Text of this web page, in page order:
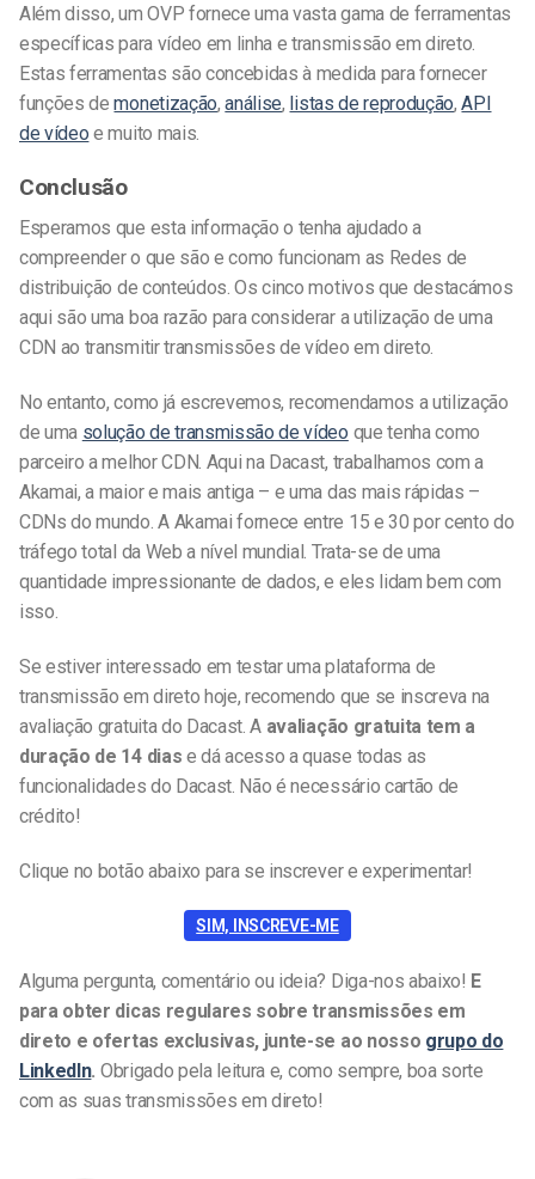
Além disso, um OVP fornece uma vasta gama de ferramentas
específicas para vídeo em linha e transmissão em direto.
Estas ferramentas são concebidas à medida para fornecer
funções demonetização,análise, listas de reprodução,API
de vídeo e muito mais.
Conclusão
Esperamos que esta informação o tenha ajudado a
compreender o que são e como funcionam as Redes de
distribuição de conteúdos. Os cinco motivos que destacámos
aqui são uma boa razão para considerar a utilização de uma
CDN ao transmitir transmissões de vídeo em direto.
No entanto, como já escrevemos, recomendamos a utilização
de uma solução de transmissão de vídeo que tenha como
parceiro a melhor CDN. Aqui na Dacast, trabalhamos com a
Akamai, a maior e mais antiga – e uma das mais rápidas –
CDNs do mundo. A Akamai fornece entre 15 e 30 por cento do
tráfego total da Web a nível mundial. Trata-se de uma
quantidade impressionante de dados, e eles lidam bem com
isso.
Se estiver interessado em testar uma plataforma de
transmissão em direto hoje, recomendo que se inscreva na
avaliação gratuita do Dacast. A avaliação gratuita tem a
duração de 14 dias e dá acesso a quase todas as
funcionalidades do Dacast. Não é necessário cartão de
crédito!
Clique no botão abaixo para se inscrever e experimentar!
SIM, INSCREVE-ME
Alguma pergunta, comentário ou ideia? Diga-nos abaixo! E
para obter dicas regulares sobre transmissões em
direto e ofertas exclusivas, junte-se ao nosso grupo do
LinkedIn. Obrigado pela leitura e, como sempre, boa sorte
com as suas transmissões em direto!